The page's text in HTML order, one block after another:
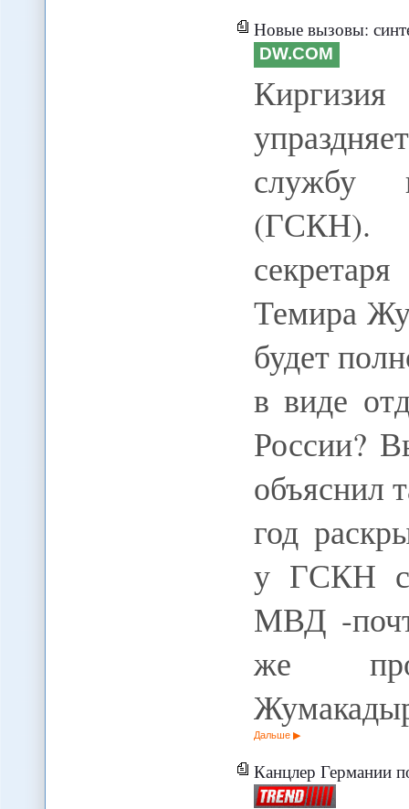
Новые вызовы: синтетическая крыша над
DW.COM
службу
(ГСКН).
Темира
будет
в виде
России?
объяснил
год
у ГСКН
МВД -
же
Дальше
Канцлер Германии